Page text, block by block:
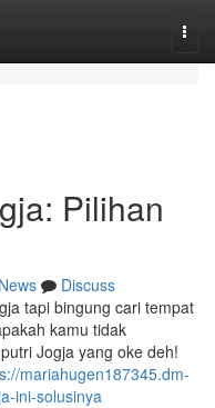
Pilihan
News
Discuss
tapi bingung cari tempat
kamu tidak
Jogja yang oke deh!
mariahugen187345.dm-
ini-solusinya